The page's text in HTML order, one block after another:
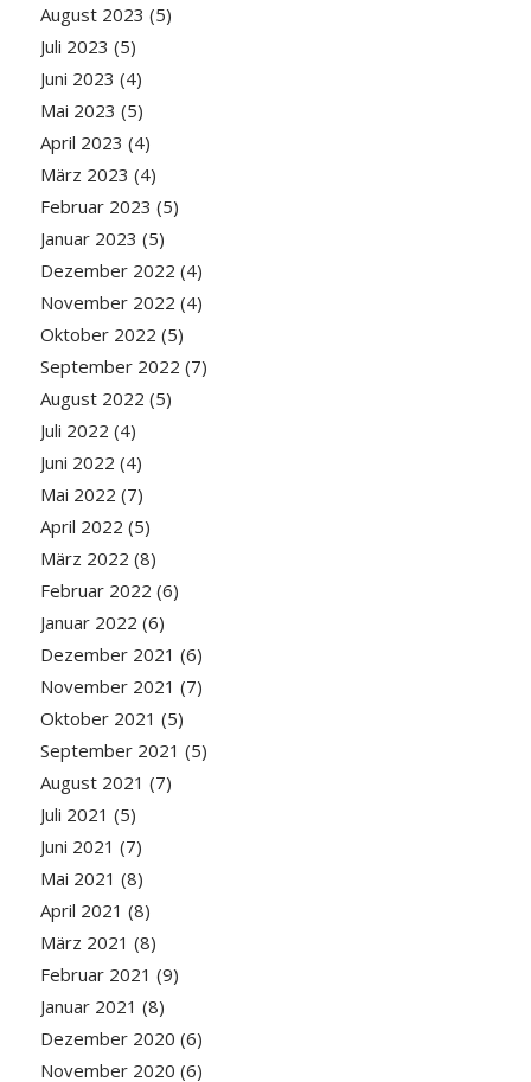
August 2023 (5)
Juli 2023 (5)
Juni 2023 (4)
Mai 2023 (5)
April 2023 (4)
März 2023 (4)
Februar 2023 (5)
Januar 2023 (5)
Dezember 2022 (4)
November 2022 (4)
Oktober 2022 (5)
September 2022 (7)
August 2022 (5)
Juli 2022 (4)
Juni 2022 (4)
Mai 2022 (7)
April 2022 (5)
März 2022 (8)
Februar 2022 (6)
Januar 2022 (6)
Dezember 2021 (6)
November 2021 (7)
Oktober 2021 (5)
September 2021 (5)
August 2021 (7)
Juli 2021 (5)
Juni 2021 (7)
Mai 2021 (8)
April 2021 (8)
März 2021 (8)
Februar 2021 (9)
Januar 2021 (8)
Dezember 2020 (6)
November 2020 (6)